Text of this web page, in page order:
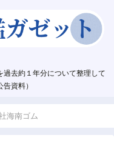
去約１年分について整理して
資料）
海南ゴム